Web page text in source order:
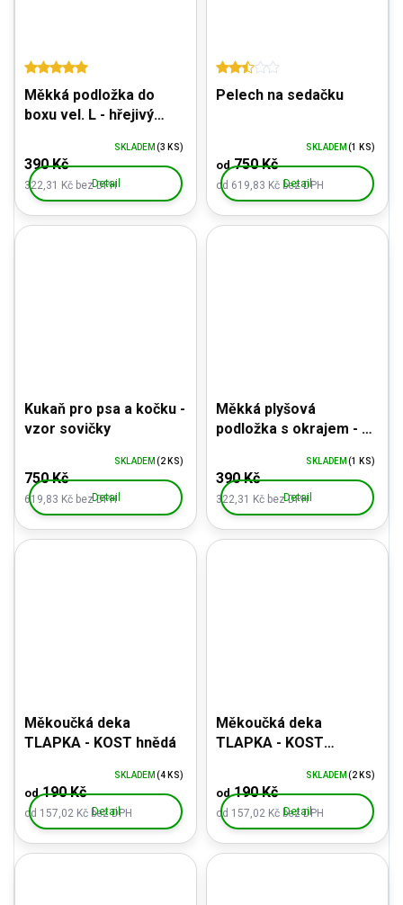
Měkká podložka do
boxu vel. L - hřejivý
322,31 Kč bez DPH
390 Kč
SKLADEM (3 KS)
Detail
Pelech na sedačku
od 619,83 Kč bez DPH
od750 Kč
SKLADEM (1 KS)
Detail
Kukaň pro psa a kočku -
vzor sovičky
619,83 Kč bez DPH
750 Kč
SKLADEM (2 KS)
Detail
Měkká plyšová
podložka s okrajem - do
322,31 Kč bez DPH
390 Kč
SKLADEM (1 KS)
Detail
Měkoučká deka
TLAPKA - KOST hnědá
od 157,02 Kč bez DPH
od190 Kč
SKLADEM (4 KS)
Detail
Měkoučká deka
TLAPKA - KOST
od 157,02 Kč bez DPH
od190 Kč
SKLADEM (2 KS)
Detail